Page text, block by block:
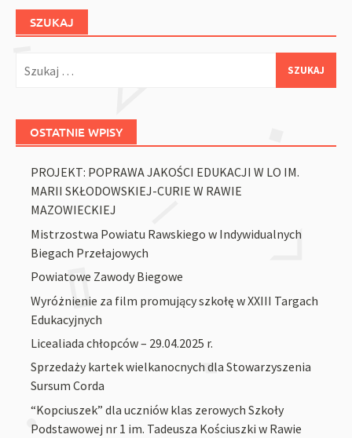
SZUKAJ
OSTATNIE WPISY
PROJEKT: POPRAWA JAKOŚCI EDUKACJI W LO IM.
MARII SKŁODOWSKIEJ-CURIE W RAWIE
MAZOWIECKIEJ
Mistrzostwa Powiatu Rawskiego w Indywidualnych
Biegach Przełajowych
Powiatowe Zawody Biegowe
Wyróżnienie za film promujący szkołę w XXIII Targach
Edukacyjnych
Licealiada chłopców – 29.04.2025 r.
Sprzedaży kartek wielkanocnych dla Stowarzyszenia
Sursum Corda
“Kopciuszek” dla uczniów klas zerowych Szkoły
Podstawowej nr 1 im. Tadeusza Kościuszki w Rawie